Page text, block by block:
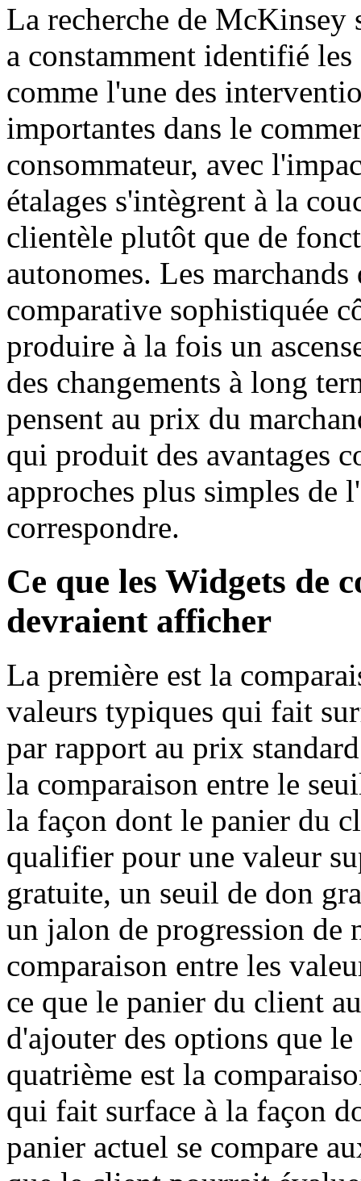
La recherche de
a constamment identifié
comme l'une des
importantes dans le
consommateur, avec
étalages s'intègrent à la
clientèle plutôt que de
autonomes. Les
comparative sophistiquée
produire à la fois un
des changements à long
pensent au prix du
qui produit des avantages
approches plus simples de
correspondre.
Ce que les Widgets de
devraient afficher
La première est la
valeurs typiques qui fait
par rapport au prix
la comparaison entre le
la façon dont le panier du
qualifier pour une valeur
gratuite, un seuil de don
un jalon de progression de
comparaison entre les
ce que le panier du client
d'ajouter des options que
quatrième est la
qui fait surface à la façon
panier actuel se compare